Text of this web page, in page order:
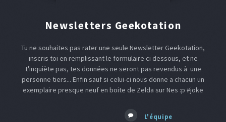
Newsletters Geekotation
Tu ne souhaites pas rater une seule Newsletter Geekotation,
inscris toi en remplissant le formulaire ci dessous, et ne
t'inquiète pas, tes données ne seront pas revendus à une
personne tiers... Enfin sauf si celui-ci nous donne a chacun un
exemplaire presque neuf en boite de Zelda sur Nes :p #joke
L'équipe